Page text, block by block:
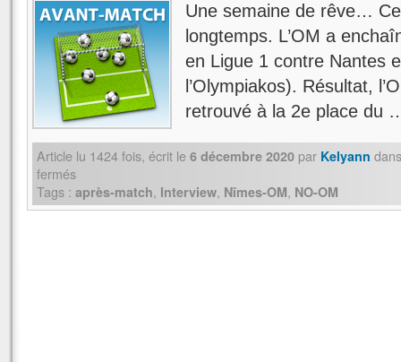
Une semaine de rêve…
longtemps. L’OM a
en Ligue 1 contre Nantes
l’Olympiakos). Résultat,
retrouvé à la 2e place du
Article lu 1424fois, écrit le 6 décembre 2020 par Kelyann dans
fermés
Tags : après-match, Interview, Nîmes-OM, NO-OM